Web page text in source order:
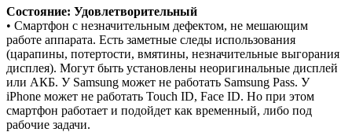
Состояние: Удовлетворительный
• Смартфон с незначительным дефектом, не мешающим
работе аппарата. Есть заметные следы использования
(царапины, потертости, вмятины, незначительные выгорания
дисплея). Могут быть установлены неоригинальные дисплей
или АКБ. У Samsung может не работать Samsung Pass. У
iPhone может не работать Touch ID, Face ID. Но при этом
смартфон работает и подойдет как временный, либо под
рабочие задачи.